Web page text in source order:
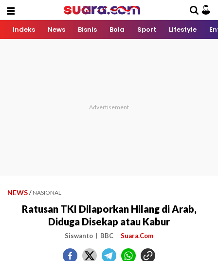
Indeks News Bisnis Bola Sport Lifestyle
NEWS / NASIONAL
Ratusan TKI Dilaporkan Hilang di Arab,
Diduga Disekap atau Kabur
Siswanto BBC Suara.Com